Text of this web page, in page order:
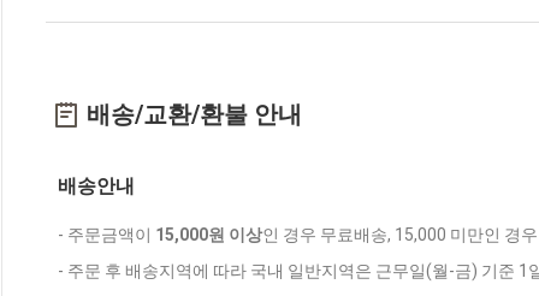
배송/교환/환불 안내
배송안내
- 주문금액이 15,000원 이상인 경우 무료배송, 15,000 미만인 경
- 주문 후 배송지역에 따라 국내 일반지역은 근무일(월-금) 기준